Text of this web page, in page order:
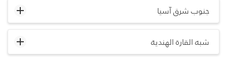
جنوب شرق آسيا
شبه القارة الهندية